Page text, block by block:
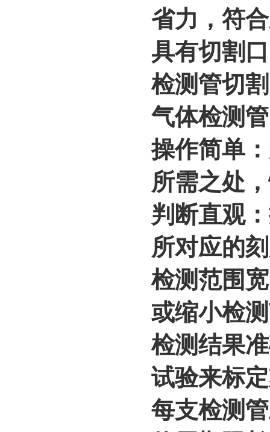
省力，符
具有切割
检测管切
气体检测
操作简单
所需之处
判断直观
所对应的
检测范围
或缩小检
检测结果
试验来标
每支检测